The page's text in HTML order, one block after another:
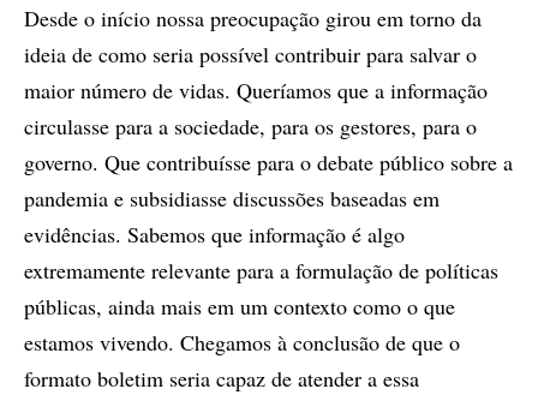
Desde o início nossa preocupação girou em torno da
ideia de como seria possível contribuir para salvar o
maior número de vidas. Queríamos que a informação
circulasse para a sociedade, para os gestores, para o
governo. Que contribuísse para o debate público sobre a
pandemia e subsidiasse discussões baseadas em
evidências. Sabemos que informação é algo
extremamente relevante para a formulação de políticas
públicas, ainda mais em um contexto como o que
estamos vivendo. Chegamos à conclusão de que o
formato boletim seria capaz de atender a essa